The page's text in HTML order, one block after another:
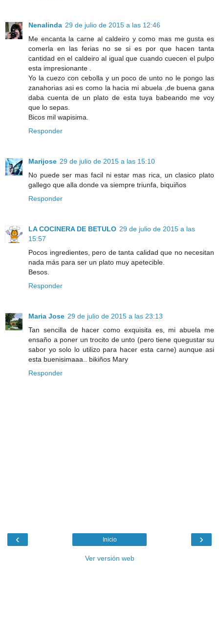
Nenalinda 29 de julio de 2015 a las 12:46
Me encanta la carne al caldeiro y como mas me gusta es
comerla en las ferias no se si es por que hacen tanta
cantidad en el caldeiro al igual que cuando cuecen el pulpo
esta impresionante .
Yo la cuezo con cebolla y un poco de unto no le pongo las
zanahorias asi es como la hacia mi abuela ,de buena gana
daba cuenta de un plato de esta tuya babeando me voy
que lo sepas.
Bicos mil wapisima.
Responder
Marijose 29 de julio de 2015 a las 15:10
No puede ser mas facil ni estar mas rica, un clasico plato
gallego que alla donde va siempre triunfa, biquiños
Responder
LA COCINERA DE BETULO 29 de julio de 2015 a las
15:57
Pocos ingredientes, pero de tanta calidad que no necesitan
nada más para ser un plato muy apetecible.
Besos.
Responder
Maria Jose 29 de julio de 2015 a las 23:13
Tan sencilla de hacer como exquisita es, mi abuela me
ensaño a poner un trocito de unto (pero tiene quegustar su
sabor yo solo lo utilizo para hacer esta carne) aunque asi
esta buenisimaaa.. bikiños Mary
Responder
‹ ›
Inicio
Ver versión web